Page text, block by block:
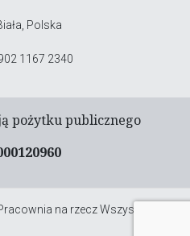
Polska
1167 2340
pożytku publicznego
na rzecz Wszystkich